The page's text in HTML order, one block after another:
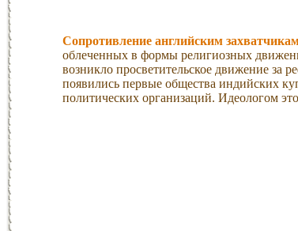
Сопротивление английским
облеченных в формы религиозных
возникло просветительское движение за
появились первые общества индийских
политических организаций. Идеологом